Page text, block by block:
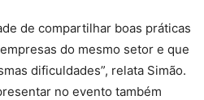
de compartilhar boas práticas
do mesmo setor e que
dificuldades”, relata Simão.
no evento também